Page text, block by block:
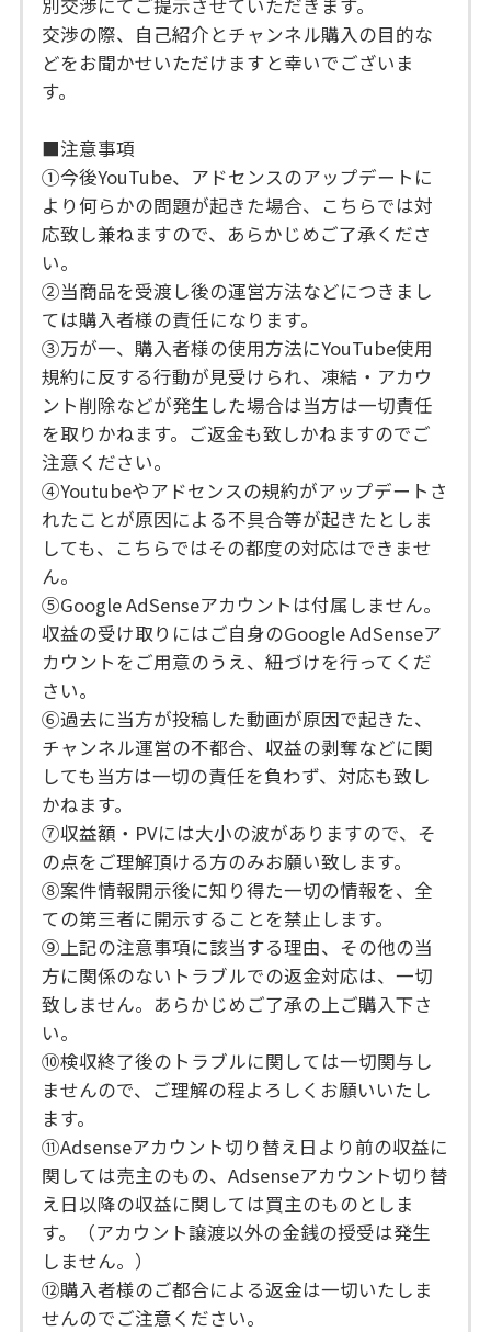
別交渉にてご提示させていただきます。
交渉の際、自己紹介とチャンネル購入の目的な
どをお聞かせいただけますと幸いでございま
す。
■注意事項
①今後YouTube、アドセンスのアップデートに
より何らかの問題が起きた場合、こちらでは対
応致し兼ねますので、あらかじめご了承くださ
い。
②当商品を受渡し後の運営方法などにつきまし
ては購入者様の責任になります。
③万が一、購入者様の使用方法にYouTube使用
規約に反する行動が見受けられ、凍結・アカウ
ント削除などが発生した場合は当方は一切責任
を取りかねます。ご返金も致しかねますのでご
注意ください。
④Youtubeやアドセンスの規約がアップデートさ
れたことが原因による不具合等が起きたとしま
しても、こちらではその都度の対応はできませ
ん。
⑤Google AdSenseアカウントは付属しません。
収益の受け取りにはご自身のGoogle AdSenseア
カウントをご用意のうえ、紐づけを行ってくだ
さい。
⑥過去に当方が投稿した動画が原因で起きた、
チャンネル運営の不都合、収益の剥奪などに関
しても当方は一切の責任を負わず、対応も致し
かねます。
⑦収益額・PVには大小の波がありますので、そ
の点をご理解頂ける方のみお願い致します。
⑧案件情報開示後に知り得た一切の情報を、全
ての第三者に開示することを禁止します。
⑨上記の注意事項に該当する理由、その他の当
方に関係のないトラブルでの返金対応は、一切
致しません。あらかじめご了承の上ご購入下さ
い。
⑩検収終了後のトラブルに関しては一切関与し
ませんので、ご理解の程よろしくお願いいたし
ます。
⑪Adsenseアカウント切り替え日より前の収益に
関しては売主のもの、Adsenseアカウント切り替
え日以降の収益に関しては買主のものとしま
す。（アカウント譲渡以外の金銭の授受は発生
しません。）
⑫購入者様のご都合による返金は一切いたしま
せんのでご注意ください。